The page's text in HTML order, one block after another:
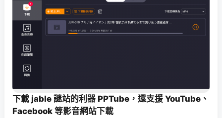
下載 jable 謎站的利器 PPTube，還支援 YouTube、
Facebook 等影音網站下載